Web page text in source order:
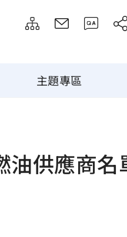
主題專區
油供應商名